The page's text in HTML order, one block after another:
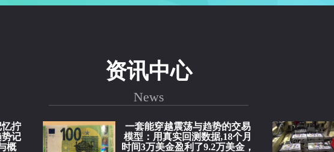
资讯中心
News
拧
记
概
一套能穿越震荡与趋势的交易
模型：用真实回测数据,18个月
时间3万美金盈利了9.2万美金，